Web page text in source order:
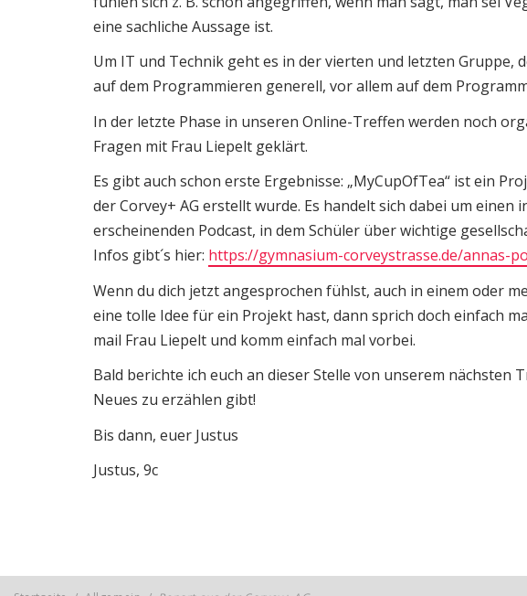
eine sachliche Aussage ist.
Um IT und Technik geht es in der vierten und letzten Gruppe,
auf dem Programmieren generell, vor allem auf dem
In der letzte Phase in unseren Online-Treffen werden noch
Fragen mit Frau Liepelt geklärt.
Es gibt auch schon erste Ergebnisse: „MyCupOfTea“ ist ein
der Corvey+ AG erstellt wurde. Es handelt sich dabei um einen
erscheinenden Podcast, in dem Schüler über wichtige
Infos gibt´s hier: https://gymnasium-corveystrasse.de/annas-
Wenn du dich jetzt angesprochen fühlst, auch in einem oder
eine tolle Idee für ein Projekt hast, dann sprich doch einfach
mail Frau Liepelt und komm einfach mal vorbei.
Bald berichte ich euch an dieser Stelle von unserem nächsten
Neues zu erzählen gibt!
Bis dann, euer Justus
Justus, 9c